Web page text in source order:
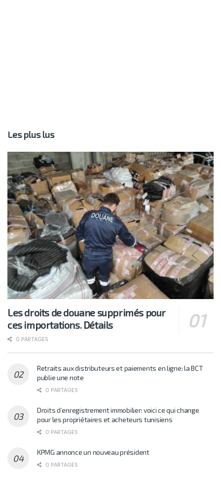
Les plus lus
Les droits de douane supprimés pour
ces importations. Détails
0 PARTAGES
Retraits aux distributeurs et paiements en ligne: la BCT
publie une note
0 PARTAGES
Droits d’enregistrement immobilier: voici ce qui change
pour les propriétaires et acheteurs tunisiens
0 PARTAGES
KPMG annonce un nouveau président
0 PARTAGES